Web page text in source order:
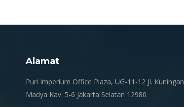
Alamat
Puri Imperium Office Plaza, UG-11-12 Jl. Kuningan
Madya Kav. 5-6 Jakarta Selatan 12980